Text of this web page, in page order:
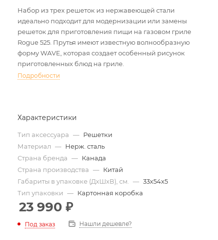
Набор из трех решеток из нержавеющей стали
идеально подходит для модернизации или замены
решеток для приготовления пищи на газовом гриле
Rogue 525. Прутья имеют известную волнообразную
форму WAVE, которая создает особенный рисунок
приготовленных блюд на гриле.
Подробности
Характеристики
Тип аксессуара — Решетки
Материал — Нерж. сталь
Страна бренда — Канада
Страна производства — Китай
Габариты в упаковке (ДхШхВ), см.
— 33х54х5
Тип упаковки — Картонная коробка
23 990 ₽
Под заказ Нашли дешевле?